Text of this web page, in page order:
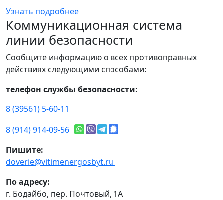
Узнать подробнее
Коммуникационная система
линии безопасности
Сообщите информацию о всех противоправных
действиях следующими способами:
телефон службы безопасности:
8 (39561) 5-60-11
8 (914) 914-09-56
Пишите:
doverie@vitimenergosbyt.ru
По адресу:
г. Бодайбо, пер. Почтовый, 1А